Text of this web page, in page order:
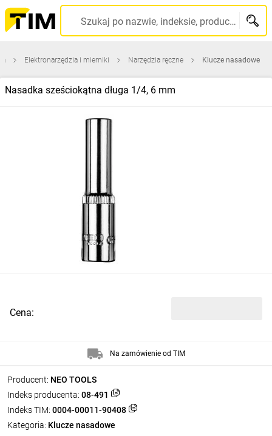
Szukaj po nazwie, indeksie, producencie, kodzie kreskowym...
Elektronarzędzia i mierniki Narzędzia ręczne Klucze nasadowe
Nasadka sześciokątna długa 1/4, 6 mm
Producent: NEO TOOLS
Indeks producenta: 08-491
Indeks TIM: 0004-00011-90408
Kategoria: Klucze nasadowe
Cena:
Na zamówienie od TIM